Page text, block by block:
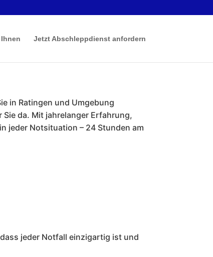
Jetzt Abschleppdienst anfordern
in Ratingen und Umgebung
da. Mit jahrelanger Erfahrung,
jeder Notsituation – 24 Stunden am
jeder Notfall einzigartig ist und